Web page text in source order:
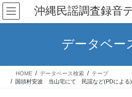
コ
ン
テ
ス
ナ
ビ
ゲ
ン
沖縄民謡調査録音
データベー
HOME データベース検索
テープ
国頭村安波 当山宅にて 民謡など(PDによる)